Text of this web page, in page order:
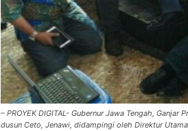
– PROYEK DIGITAL- Gubernur Jawa Tengah,
dusun Ceto, Jenawi, didampingi oleh Direktur